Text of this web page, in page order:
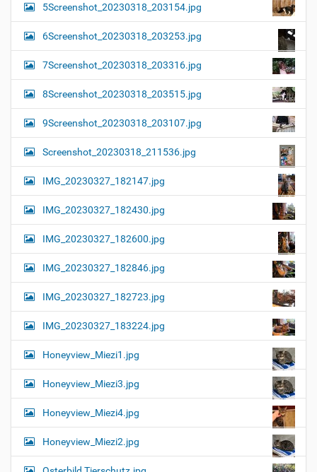
5Screenshot_20230318_203154.jpg
6Screenshot_20230318_203253.jpg
7Screenshot_20230318_203316.jpg
8Screenshot_20230318_203515.jpg
9Screenshot_20230318_203107.jpg
Screenshot_20230318_211536.jpg
IMG_20230327_182147.jpg
IMG_20230327_182430.jpg
IMG_20230327_182600.jpg
IMG_20230327_182846.jpg
IMG_20230327_182723.jpg
IMG_20230327_183224.jpg
Honeyview_Miezi1.jpg
Honeyview_Miezi3.jpg
Honeyview_Miezi4.jpg
Honeyview_Miezi2.jpg